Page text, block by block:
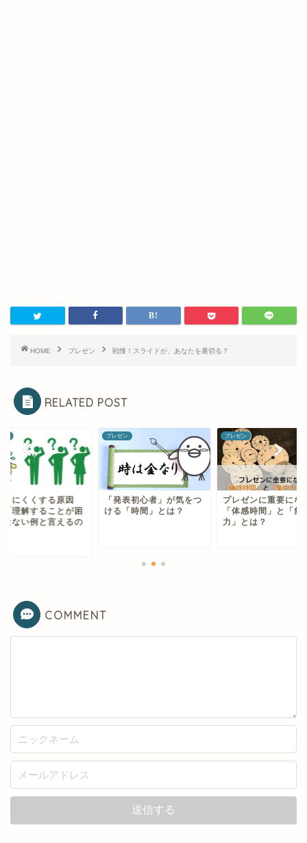
HOME プレゼン 戦慄！スライドが、あなたを裏切る？
RELATED POST
りにくくする原因
「理解することが困
はない例と言えるの
プレゼン
「発表初心者」が気をつ
ける「時間」とは？
プレゼン
プレゼンに重要にな
「体感時間」と「集
力」とは？
COMMENT